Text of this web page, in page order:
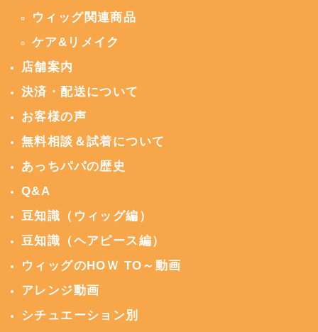
ウィッグ関連商品
ケア&リメイク
店舗案内
決済・配送について
お客様の声
無料相談＆試着について
あっちパパの歴史
Q&A
豆知識（ウィッグ編）
豆知識（ヘアピース編）
ウィッグのHOＷ TO～動画
アレンジ動画
シチュエーション別